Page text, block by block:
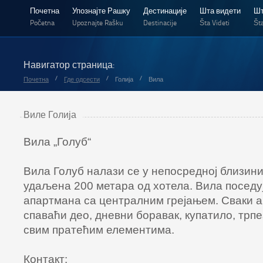
Почетна
Početna
Упознајте Рашку
Upoznajte Rašku
Дестинације
Destinacije
Шта видети
Šta Videti
Навигатор страница:
Почетна / Где одсести / Голија / Вила
Виле Голија
Вила „Голуб“
Вила Голуб налази се у непосредној
удаљена 200 метара од хотела. Вила
апартмана са централним грејањем. Сваки
спаваћи део, дневни боравак, купатило,
свим пратећим елементима.
Контакт: